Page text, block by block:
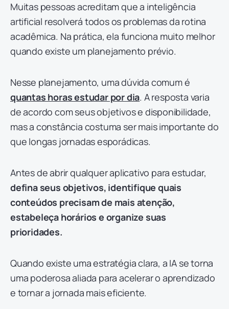
Muitas pessoas acreditam que a inteligência
artificial resolverá todos os problemas da rotina
acadêmica. Na prática, ela funciona muito melhor
quando existe um planejamento prévio.
Nesse planejamento, uma dúvida comum é
quantas horas estudar por dia. A resposta varia
de acordo com seus objetivos e disponibilidade,
mas a constância costuma ser mais importante do
que longas jornadas esporádicas.
Antes de abrir qualquer aplicativo para estudar,
defina seus objetivos, identifique quais
conteúdos precisam de mais atenção,
estabeleça horários e organize suas
prioridades.
Quando existe uma estratégia clara, a IA se torna
uma poderosa aliada para acelerar o aprendizado
e tornar a jornada mais eficiente.